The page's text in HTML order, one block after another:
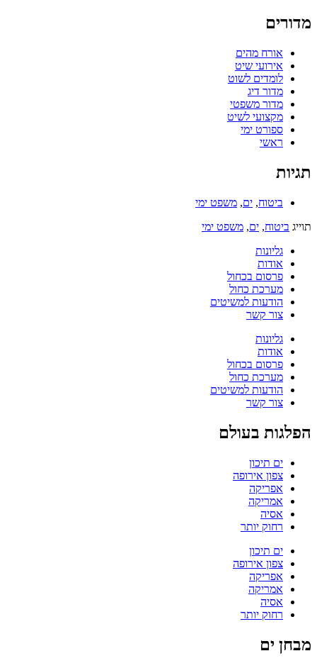
מדורים
אורח מהים
אירועי שיט
לומדים לשוט
מדור דיג
מדור משפטי
מקצועי לשיט
ספורט ימי
ראשי
תגיות
ביטוח, ים, משפט ימי
תוייג ביטוח, ים, משפט ימי
גליונות
אודות
פרסום בכחול
מערכת כחול
הודעות למשיטים
צור קשר
גליונות
אודות
פרסום בכחול
מערכת כחול
הודעות למשיטים
צור קשר
הפלגות בעולם
ים תיכון
צפון אירופה
אפריקה
אמריקה
אסיה
רחוק יותר
ים תיכון
צפון אירופה
אפריקה
אמריקה
אסיה
רחוק יותר
מבחן ים